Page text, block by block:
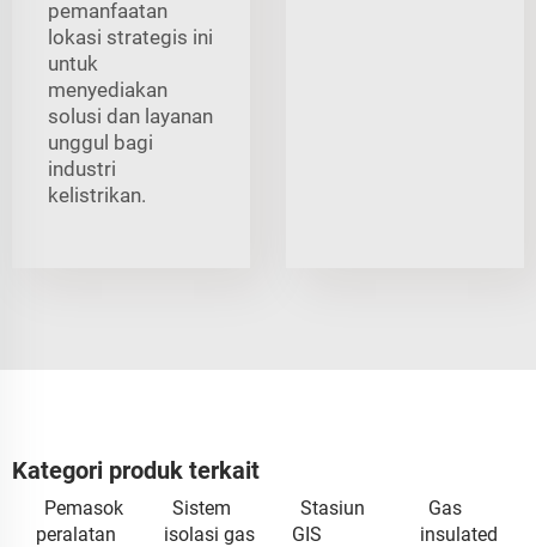
pemanfaatan
lokasi strategis ini
untuk
menyediakan
solusi dan layanan
unggul bagi
industri
kelistrikan.
Kategori produk terkait
Pemasok
peralatan
Sistem
isolasi gas
Stasiun
GIS
Gas
insulated